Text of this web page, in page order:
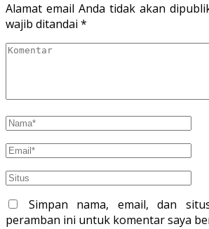
Alamat email Anda tidak akan
wajib ditandai *
Simpan nama, email, dan
peramban ini untuk komentar saya